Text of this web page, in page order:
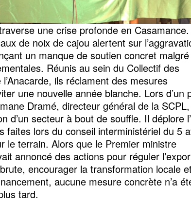
une crise profonde en
de noix de cajou alertent sur
un manque de soutien concret
Réunis au sein du Collectif des
ils réclament des mesures
une nouvelle année blanche. Lors d’un
Dramé, directeur général de la
d’un secteur à bout de souffle. Il déplore
faites lors du conseil interministériel du 5
le terrain. Alors que le Premier ministre
annoncé des actions pour réguler
encourager la transformation locale et
aucune mesure concrète n’a
tard.